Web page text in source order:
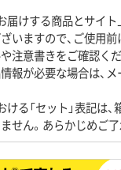
届けする商品とサイ
いますので、ご使用
注意書きをご確認くだ
報が必要な場合は、
ける「セット」表記は
せん。あらかじめご了